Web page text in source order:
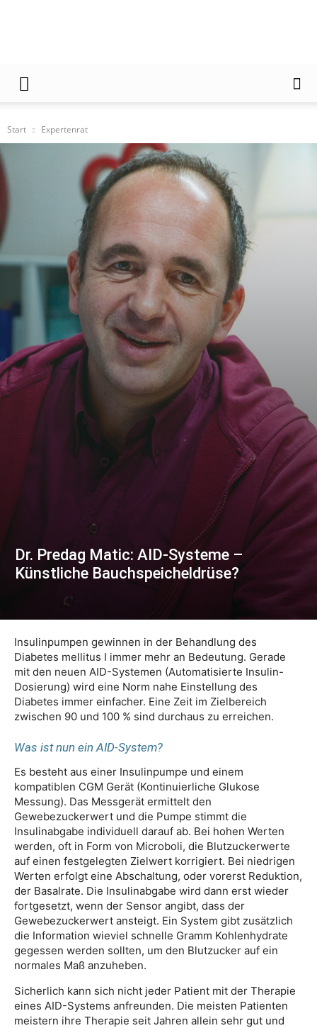
Start Expertenrat
Dr. Predag Matic: AID-Systeme –
Künstliche Bauchspeicheldrüse?
Insulinpumpen gewinnen in der Behandlung des
Diabetes mellitus I immer mehr an Bedeutung. Gerade
mit den neuen AID-Systemen (Automatisierte Insulin-
Dosierung) wird eine Norm nahe Einstellung des
Diabetes immer einfacher. Eine Zeit im Zielbereich
zwischen 90 und 100 % sind durchaus zu erreichen.
Was ist nun ein AID-System?
Es besteht aus einer Insulinpumpe und einem
kompatiblen CGM Gerät (Kontinuierliche Glukose
Messung). Das Messgerät ermittelt den
Gewebezuckerwert und die Pumpe stimmt die
Insulinabgabe individuell darauf ab. Bei hohen Werten
werden, oft in Form von Microboli, die Blutzuckerwerte
auf einen festgelegten Zielwert korrigiert. Bei niedrigen
Werten erfolgt eine Abschaltung, oder vorerst Reduktion,
der Basalrate. Die Insulinabgabe wird dann erst wieder
fortgesetzt, wenn der Sensor angibt, dass der
Gewebezuckerwert ansteigt. Ein System gibt zusätzlich
die Information wieviel schnelle Gramm Kohlenhydrate
gegessen werden sollten, um den Blutzucker auf ein
normales Maß anzuheben.
Sicherlich kann sich nicht jeder Patient mit der Therapie
eines AID-Systems anfreunden. Die meisten Patienten
meistern ihre Therapie seit Jahren allein sehr gut und